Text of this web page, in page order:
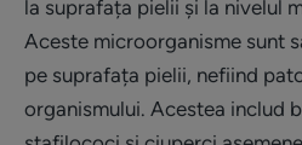
la suprafața pielii și la nivelul
Aceste microorganisme sunt
pe suprafața pielii, nefiind
organismului. Acestea includ